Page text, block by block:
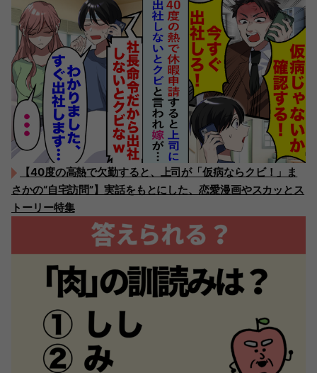
【40度の高熱で欠勤すると、上司が「仮病ならクビ！」ま
さかの“自宅訪問”】実話をもとにした、恋愛漫画やスカッとス
トーリー特集